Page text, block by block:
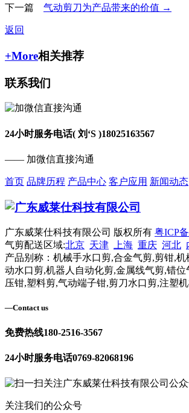
下一篇 气动剪刀为产品带来的价值 →
返回
+More相关推荐
联系我们
24小时服务电话( 刘‘S )18025163567
—— 加微信直接沟通
首页 品牌历程 产品中心 客户应用 新闻动态
广东威莱仕科技有限公司 版权所有 粤ICP
气剪配送区域:北京 天津 上海 重庆 河北
产品别称：机械手水口剪,合金气剪,剪钳,
动水口剪,机器人自动化剪,金属线气剪,错
压钳,塑料剪,气动端子钳,剪刀水口剪,注塑
—Contact us
免费热线180-2516-3567
24小时服务电话0769-82068196
关注我们的公众号